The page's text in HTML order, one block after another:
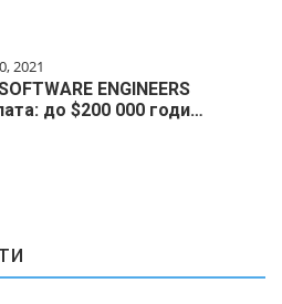
2021
ENGINEERS
до $200 000 годи…